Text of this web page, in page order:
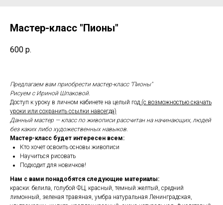
Мастер-класс "Пионы"
600 р.
Предлагаем вам приобрести мастер-класс "Пионы"
Рисуем с Ириной Шпаковой.
Доступ к уроку в личном кабинете на целый год (с возможностью скачать
уроки или сохранить ссылки навсегда)
Данный мастер — класс по живописи рассчитан на начинающих, людей
без каких либо художественных навыков.
Мастер-класс будет интересен всем:
Кто хочет освоить основы живописи
Научиться рисовать
Подходит для новичков!
Нам с вами понадобятся следующие материалы:
краски: белила, голубой ФЦ, красный, темный желтый, средний
лимонный, зеленая травяная, умбра натуральная Ленинградская,